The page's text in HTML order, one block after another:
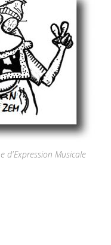
d'Expression Musicale